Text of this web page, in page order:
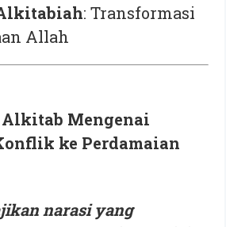
: Transformasi
Allah
Alkitab Mengenai
ke Perdamaian
narasi yang